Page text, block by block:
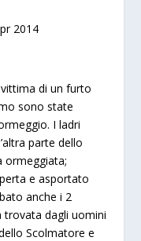
2014
vittima di un furto
sono state
I ladri
parte dello
ormeggiata;
e asportato
anche i 2
dagli uomini
Scolmatore e